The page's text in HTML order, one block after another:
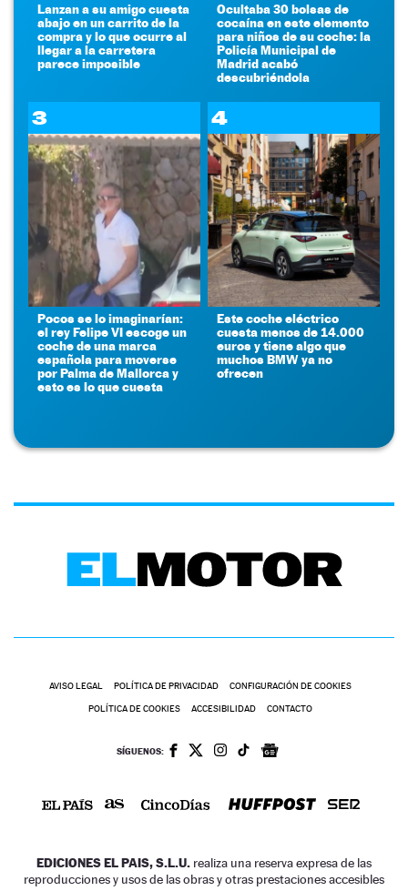
Lanzan a su amigo cuesta
abajo en un carrito de la
compra y lo que ocurre al
llegar a la carretera
parece imposible
Ocultaba 30 bolsas de
cocaína en este elemento
para niños de su coche: la
Policía Municipal de
Madrid acabó
descubriéndola
3
Pocos se lo imaginarían:
el rey Felipe VI escoge un
coche de una marca
española para moverse
por Palma de Mallorca y
esto es lo que cuesta
4
Este coche eléctrico
cuesta menos de 14.000
euros y tiene algo que
muchos BMW ya no
ofrecen
AVISO LEGAL POLÍTICA DE PRIVACIDAD CONFIGURACIÓN DE COOKIES
POLÍTICA DE COOKIES ACCESIBILIDAD CONTACTO
SÍGUENOS:
EDICIONES EL PAIS, S.L.U. realiza una reserva expresa de las
reproducciones y usos de las obras y otras prestaciones accesibles